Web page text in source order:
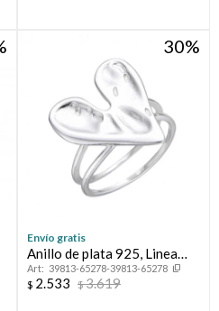
30
Envío gratis
Anillo de plata 925, Linea
FLORESSER.
39813-65278-39813-65278
$ 2.533 $3.619